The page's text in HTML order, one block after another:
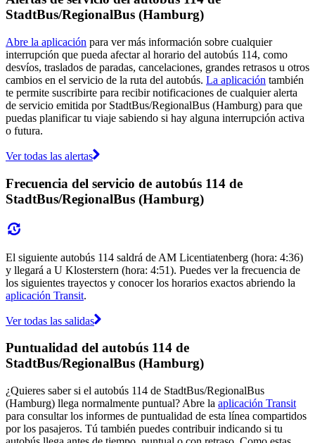
StadtBus/RegionalBus (Hamburg)
Abre la aplicación para ver más información sobre cualquier
interrupción que pueda afectar al horario del autobús 114, como
desvíos, traslados de paradas, cancelaciones, grandes retrasos u otros
cambios en el servicio de la ruta del autobús. La aplicación también
te permite suscribirte para recibir notificaciones de cualquier alerta
de servicio emitida por StadtBus/RegionalBus (Hamburg) para que
puedas planificar tu viaje sabiendo si hay alguna interrupción activa
o futura.
Ver todas las alertas
Frecuencia del servicio de autobús 114 de
StadtBus/RegionalBus (Hamburg)
El siguiente autobús 114 saldrá de AM Licentiatenberg (hora: 4:36)
y llegará a U Klosterstern (hora: 4:51). Puedes ver la frecuencia de
los siguientes trayectos y conocer los horarios exactos abriendo la
aplicación Transit.
Ver todas las salidas
Puntualidad del autobús 114 de
StadtBus/RegionalBus (Hamburg)
¿Quieres saber si el autobús 114 de StadtBus/RegionalBus
(Hamburg) llega normalmente puntual? Abre la aplicación Transit
para consultar los informes de puntualidad de esta línea compartidos
por los pasajeros. Tú también puedes contribuir indicando si tu